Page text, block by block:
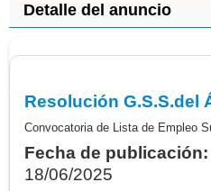
Detalle del anuncio
Convocatoria de Lista de Empleo
Fecha de publicación:
18/06/2025